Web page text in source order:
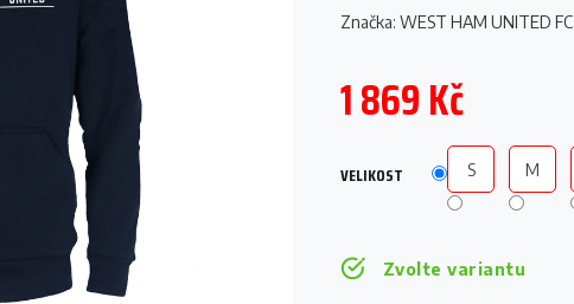
Značka: WEST HAM UNITED FC
1 869 Kč
cena:
Zvolte variantu
VELIKOST S M